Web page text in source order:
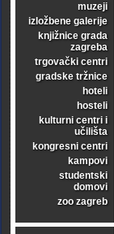
muzeji
izložbene galerije
knjižnice grada
zagreba
trgovački centri
gradske tržnice
hoteli
hosteli
kulturni centri i
učilišta
kongresni centri
kampovi
studentski
domovi
zoo zagreb